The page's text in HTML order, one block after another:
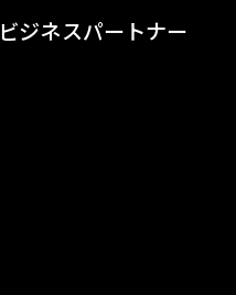
ビジネスパートナー